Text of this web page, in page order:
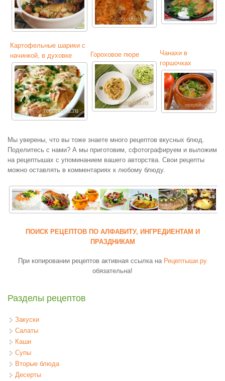
Картофельные шарики с
начинкой, в духовке
Гороховое пюре
Чанахи в
горшочках
Мы уверены, что вы тоже знаете много рецептов вкусных блюд.
Поделитесь с нами? А мы приготовим, сфотографируем и выложим
на рецептышах с упоминанием вашего авторства. Свои рецепты
можно оставлять в комментариях к любому блюду.
ПОИСК РЕЦЕПТОВ ПО АЛФАВИТУ, ИНГРЕДИЕНТАМ И
ПРАЗДНИКАМ
При копировании рецептов активная ссылка на Рецептыши.ру
обязательна!
Разделы рецептов
Закуски
Салаты
Каши
Супы
Вторые блюда
Десерты